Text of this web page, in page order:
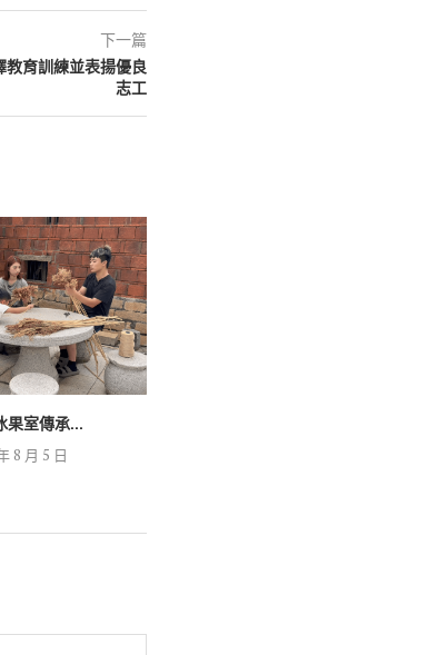
下一篇
教育訓練並表揚優良
志工
果室傳承...
8 月 5 日